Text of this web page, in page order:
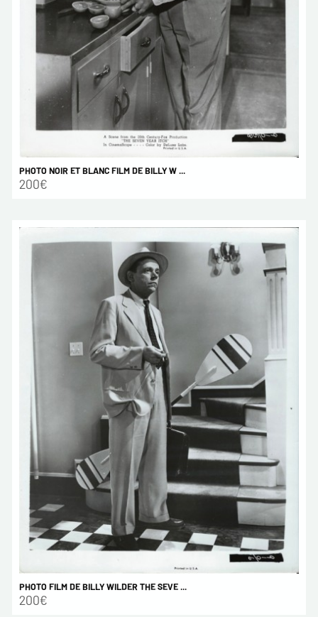
PHOTO NOIR ET BLANC FILM DE BILLY W ...
200€
PHOTO FILM DE BILLY WILDER THE SEVE ...
200€